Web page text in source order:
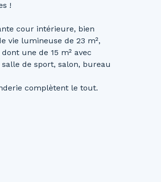
!
cour intérieure, bien
vie lumineuse de 23 m²,
une de 15 m² avec
de sport, salon, bureau
complètent le tout.